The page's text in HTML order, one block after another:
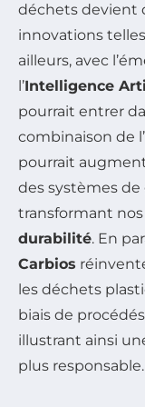
déchets devient
innovations
ailleurs, avec
l’Intelligence
pourrait entrer
combinaison de
pourrait
des systèmes
transformant
durabilité. En
Carbios
les déchets
biais de
illustrant ainsi
plus responsable.